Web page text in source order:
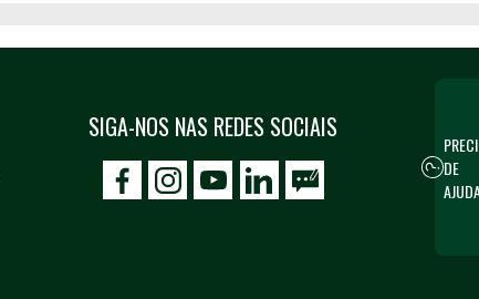
SIGA-NOS NAS REDES SOCIAIS
icon-facebook
icon-social02icon-social03
DE